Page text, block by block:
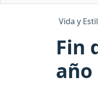
Vida y
Fin